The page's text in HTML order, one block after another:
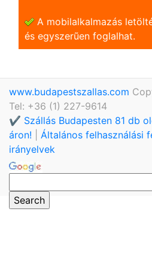
A mobilalkalmazás
és egyszerũen foglalhat.
www.budapestszallas.com
Tel: +36 (1) 227-9614
✔️ Szállás Budapesten 81 db
áron!
Általános felhasználási
irányelvek